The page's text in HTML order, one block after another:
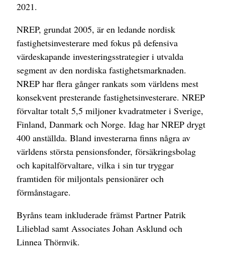
2021.
NREP, grundat 2005, är en ledande nordisk
fastighetsinvesterare med fokus på defensiva
värdeskapande investeringsstrategier i utvalda
segment av den nordiska fastighetsmarknaden.
NREP har flera gånger rankats som världens mest
konsekvent presterande fastighetsinvesterare. NREP
förvaltar totalt 5,5 miljoner kvadratmeter i Sverige,
Finland, Danmark och Norge. Idag har NREP drygt
400 anställda. Bland investerarna finns några av
världens största pensionsfonder, försäkringsbolag
och kapitalförvaltare, vilka i sin tur tryggar
framtiden för miljontals pensionärer och
förmånstagare.
Byråns team inkluderade främst Partner Patrik
Lilieblad samt Associates Johan Asklund och
Linnea Thörnvik.